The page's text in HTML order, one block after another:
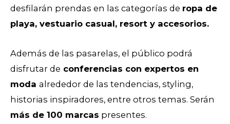
desfilarán prendas en las categorías de ropa de
playa, vestuario casual, resort y accesorios.
Además de las pasarelas, el público podrá
disfrutar de conferencias con expertos en
moda alrededor de las tendencias, styling,
historias inspiradores, entre otros temas. Serán
más de 100 marcas presentes.